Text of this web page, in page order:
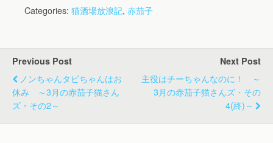
Categories: 猫酒場放浪記, 赤茄子
Previous Post
ノンちゃんタビちゃんはお
休み ～3月の赤茄子猫さん
ズ・その2～
Next Post
主役はチーちゃんなのに！ ～
3月の赤茄子猫さんズ・その
4(終)～